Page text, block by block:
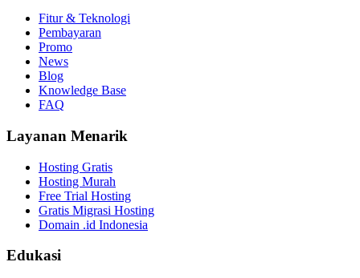
Fitur & Teknologi
Pembayaran
Promo
News
Blog
Knowledge Base
FAQ
Layanan Menarik
Hosting Gratis
Hosting Murah
Free Trial Hosting
Gratis Migrasi Hosting
Domain .id Indonesia
Edukasi